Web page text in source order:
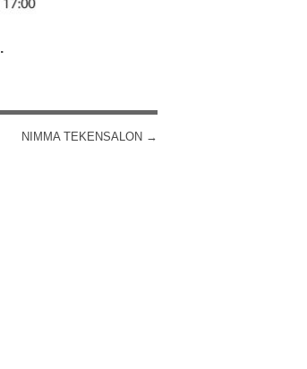
.
NIMMA TEKENSALON →